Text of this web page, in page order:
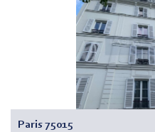
Paris 75015